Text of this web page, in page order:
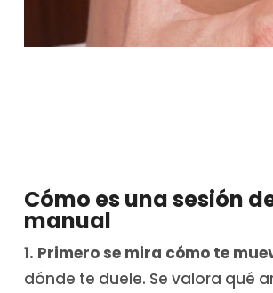
Cómo es una sesión
manual
1. Primero se mira cómo te
dónde te duele. Se valora qué